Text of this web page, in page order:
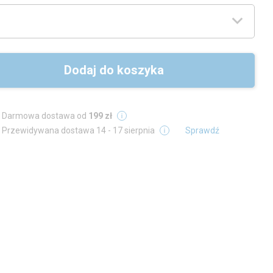
Dodaj do koszyka
Darmowa dostawa od 199 zł
Przewidywana dostawa 14 - 17 sierpnia Sprawdź